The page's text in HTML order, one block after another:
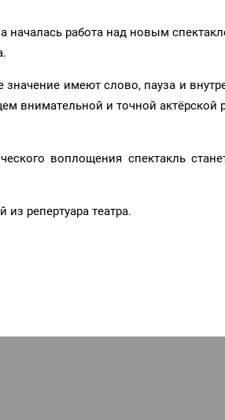
началась работа над новым
имеют слово, пауза и
внимательной и точной актёрской
воплощения спектакль
репертуара театра.